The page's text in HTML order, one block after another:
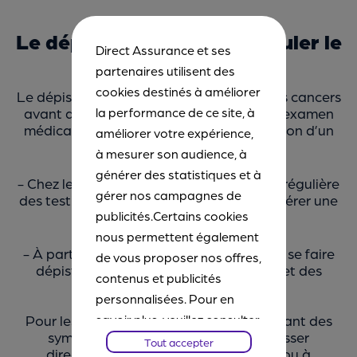
Le dépistage pour faire reculer le
cancer
Le dépistage permet de diagnostiquer les cancers
avant d’en ressentir les symptômes. Cet examen
médical permet parfois d’éviter l’apparition d’un
cancer.
- Chez les hommes jeunes, une palpation régulière
des testicules est recommandée pour repérer une
éventuelle grosseur.
- À partir de 45-50 ans, il est conseillé de se faire
dépister pour le cancer de la prostate et des
testicules.
Pour les personnes à risques, ou présentant des
symptômes évocateurs, il faut s’adresser
directement au médecin généraliste ou à
Direct Assurance et ses
partenaires utilisent des
cookies destinés à améliorer
la performance de ce site, à
améliorer votre expérience,
à mesurer son audience, à
générer des statistiques et à
gérer nos campagnes de
publicités.Certains cookies
nous permettent également
de vous proposer nos offres,
contenus et publicités
personnalisées. Pour en
savoir plus, veuillez consulter
notre
Chartes Cookies
. Vous
Tout accepter